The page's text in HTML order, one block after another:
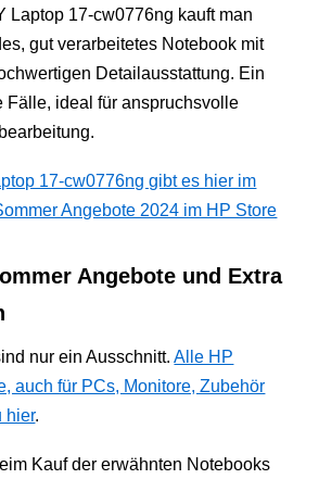
Laptop 17-cw0776ng kauft man
gut verarbeitetes Notebook mit
Detailausstattung. Ein
Fälle, ideal für anspruchsvolle
17-cw0776ng gibt es hier im
Angebote 2024 im HP Store
Angebote und Extra
nur ein Ausschnitt.Alle HP
auch für PCs, Monitore, Zubehör
hier.
Kauf der erwähnten Notebooks